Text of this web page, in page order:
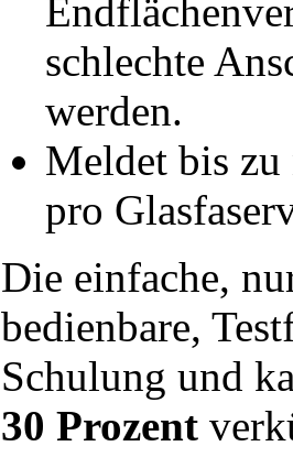
schlechte
werden.
Meldet bis zu
pro
Die einfache,
bedienbare,
Schulung und
30 Prozent